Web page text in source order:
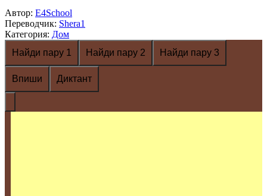
Автор: E4School
Переводчик: Shera1
Категория: Дом
Найди пару 1
Найди пару 2 Найди пару 3
Впиши Диктант